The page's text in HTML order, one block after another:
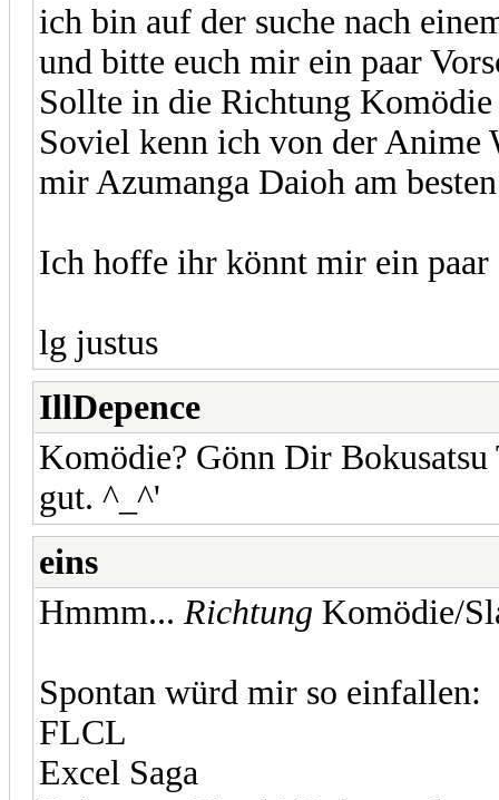
ich bin auf der suche nach
und bitte euch mir ein paar
Sollte in die Richtung
Soviel kenn ich von der Anime
mir Azumanga Daioh am
Ich hoffe ihr könnt mir ein paar
lg justus
IllDepence
Komödie? Gönn Dir
gut. ^_^'
eins
Hmmm... Richtung Komödie/
Spontan würd mir so einfallen:
FLCL
Excel Saga